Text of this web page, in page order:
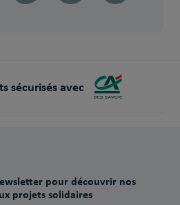
sécurisés avec
pour découvrir nos
projets solidaires